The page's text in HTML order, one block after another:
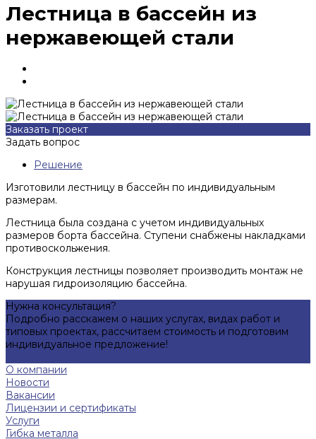
Лестница в бассейн из
нержавеющей стали
Заказать проект
Задать вопрос
Решение
Изготовили лестницу в бассейн по индивидуальным
размерам.
Лестница была создана с учетом индивидуальных
размеров борта бассейна. Ступени снабжены накладками
противоскольжения.
Конструкция лестницы позволяет производить монтаж не
нарушая гидроизоляцию бассейна.
Нужна консультация?
Подробно расскажем о наших услугах, видах работ и
типовых проектах, рассчитаем стоимость и подготовим
индивидуальное предложение!
О компании
Новости
Вакансии
Лицензии и сертификаты
Услуги
Гибка металла